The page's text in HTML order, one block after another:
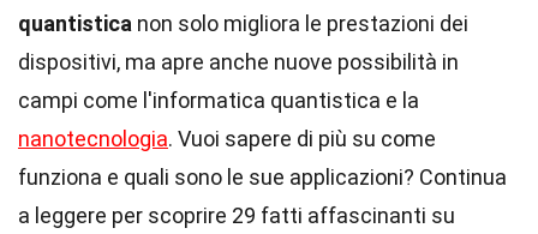
quantistica non solo migliora le prestazioni dei
dispositivi, ma apre anche nuove possibilità in
campi come l'informatica quantistica e la
nanotecnologia. Vuoi sapere di più su come
funziona e quali sono le sue applicazioni? Continua
a leggere per scoprire 29 fatti affascinanti su